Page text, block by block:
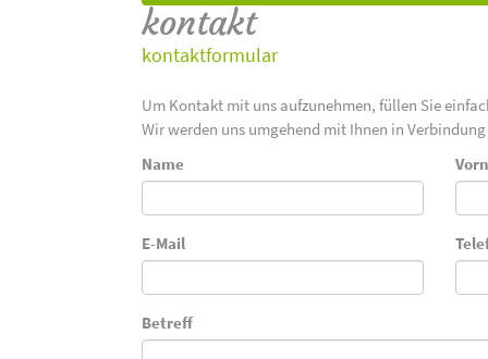
kontakt
kontaktformular
Um Kontakt mit uns aufzunehmen, füllen Sie
Wir werden uns umgehend mit Ihnen in
Name
E-Mail
Betreff